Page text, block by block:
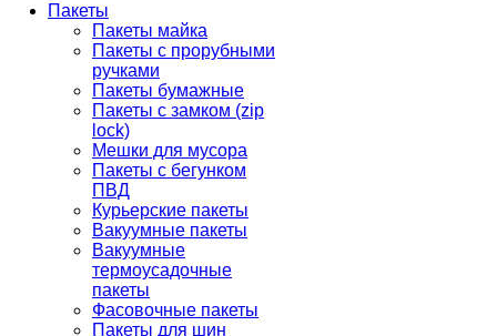
Пакеты
Пакеты майка
Пакеты с прорубными
ручками
Пакеты бумажные
Пакеты с замком (zip
lock)
Мешки для мусора
Пакеты с бегунком
ПВД
Курьерские пакеты
Вакуумные пакеты
Вакуумные
термоусадочные
пакеты
Фасовочные пакеты
Пакеты для шин